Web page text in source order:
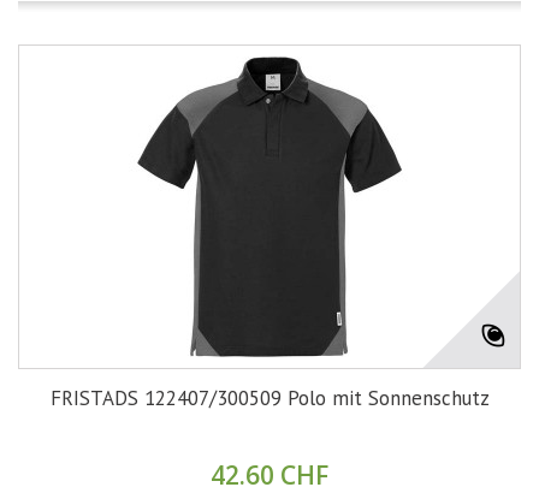
FRISTADS 122407/300509 Polo mit Sonnenschutz
42.60 CHF